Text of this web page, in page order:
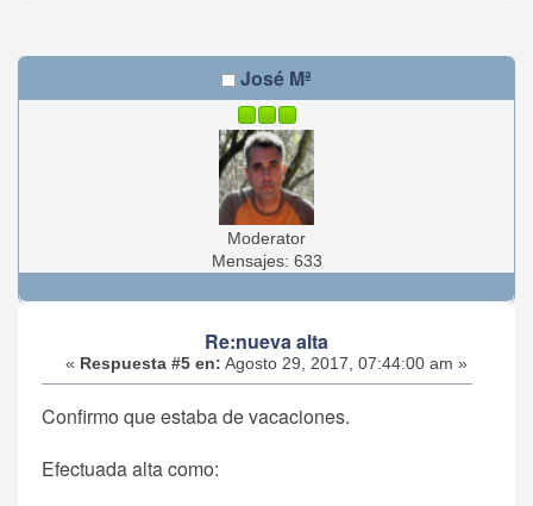
José Mª
Moderator
Mensajes: 633
Re:nueva alta
« Respuesta #5 en: Agosto 29, 2017, 07:44:00 am »
Confirmo que estaba de vacaciones.
Efectuada alta como: